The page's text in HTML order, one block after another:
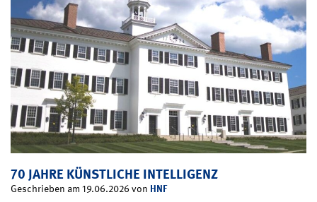
70 JAHRE KÜNSTLICHE INTELLIGENZ
Geschrieben am 19.06.2026 von HNF